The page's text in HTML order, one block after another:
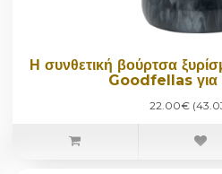
Η συνθετική βούρτσα
Goodfellas για
22.00€